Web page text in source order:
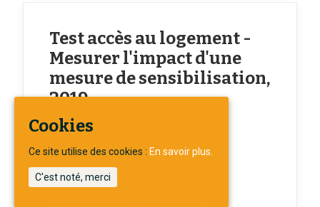
Test accès au logement -
Mesurer l'impact d'une
mesure de sensibilisation,
2019
Cookies
Ce site utilise des cookies : En savoir plus.
C'est noté, merci